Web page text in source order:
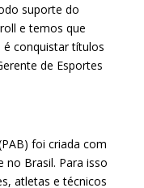
suporte do
e temos que
conquistar títulos
de Esportes
foi criada com
no Brasil. Para isso
atletas e técnicos